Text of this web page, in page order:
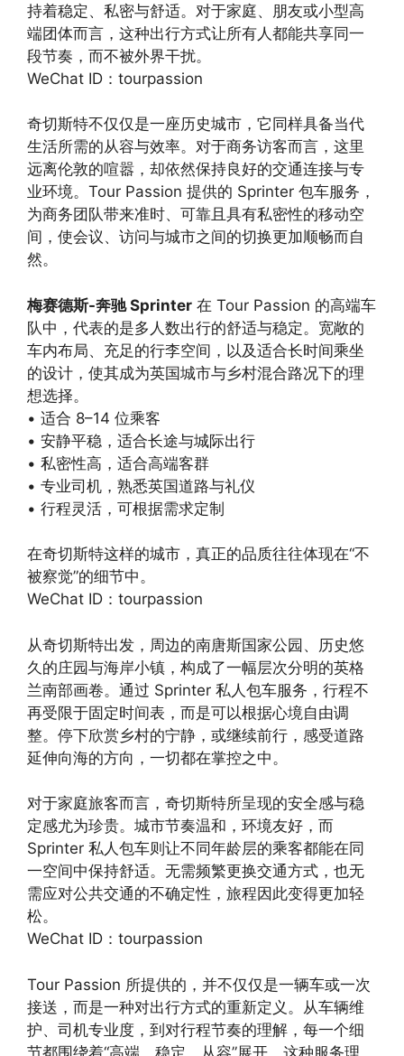
持着稳定、私密与舒适。对于家庭、朋友或小型高
端团体而言，这种出行方式让所有人都能共享同一
段节奏，而不被外界干扰。
WeChat ID：tourpassion
奇切斯特不仅仅是一座历史城市，它同样具备当代
生活所需的从容与效率。对于商务访客而言，这里
远离伦敦的喧嚣，却依然保持良好的交通连接与专
业环境。Tour Passion 提供的 Sprinter 包车服务，
为商务团队带来准时、可靠且具有私密性的移动空
间，使会议、访问与城市之间的切换更加顺畅而自
然。
梅赛德斯-奔驰 Sprinter 在 Tour Passion 的高端车
队中，代表的是多人数出行的舒适与稳定。宽敞的
车内布局、充足的行李空间，以及适合长时间乘坐
的设计，使其成为英国城市与乡村混合路况下的理
想选择。
• 适合 8–14 位乘客
• 安静平稳，适合长途与城际出行
• 私密性高，适合高端客群
• 专业司机，熟悉英国道路与礼仪
• 行程灵活，可根据需求定制
在奇切斯特这样的城市，真正的品质往往体现在“不
被察觉”的细节中。
WeChat ID：tourpassion
从奇切斯特出发，周边的南唐斯国家公园、历史悠
久的庄园与海岸小镇，构成了一幅层次分明的英格
兰南部画卷。通过 Sprinter 私人包车服务，行程不
再受限于固定时间表，而是可以根据心境自由调
整。停下欣赏乡村的宁静，或继续前行，感受道路
延伸向海的方向，一切都在掌控之中。
对于家庭旅客而言，奇切斯特所呈现的安全感与稳
定感尤为珍贵。城市节奏温和，环境友好，而
Sprinter 私人包车则让不同年龄层的乘客都能在同
一空间中保持舒适。无需频繁更换交通方式，也无
需应对公共交通的不确定性，旅程因此变得更加轻
松。
WeChat ID：tourpassion
Tour Passion 所提供的，并不仅仅是一辆车或一次
接送，而是一种对出行方式的重新定义。从车辆维
护、司机专业度，到对行程节奏的理解，每一个细
节都围绕着“高端、稳定、从容”展开。这种服务理